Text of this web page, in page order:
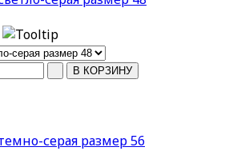
серая размер 56